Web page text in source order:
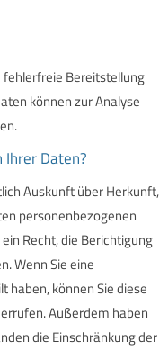
fehlerfreie Bereitstellung
können zur Analyse
Ihrer Daten?
Auskunft über Herkunft,
personenbezogenen
Recht, die Berichtigung
Wenn Sie eine
haben, können Sie diese
Außerdem haben
die Einschränkung der